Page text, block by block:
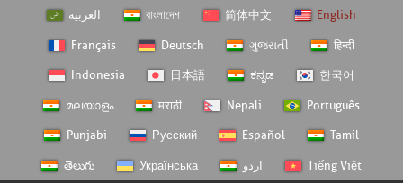
العربية বাংলাদেশ 简体中文 English
Français Deutsch ગુજરાતી हिन्दी
Indonesia 日本語 ಕನ್ನಡ 한국어
മലയാളം मराठी Nepali Português
Punjabi Русский Español Tamil
తెలుగు Українська اردو Tiếng Việt